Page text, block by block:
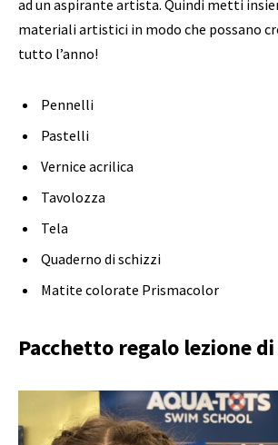
ad un aspirante artista. Quindi metti
materiali artistici in modo che possano
tutto l’anno!
Pennelli
Pastelli
Vernice acrilica
Tavolozza
Tela
Quaderno di schizzi
Matite colorate Prismacolor
Pacchetto regalo lezione